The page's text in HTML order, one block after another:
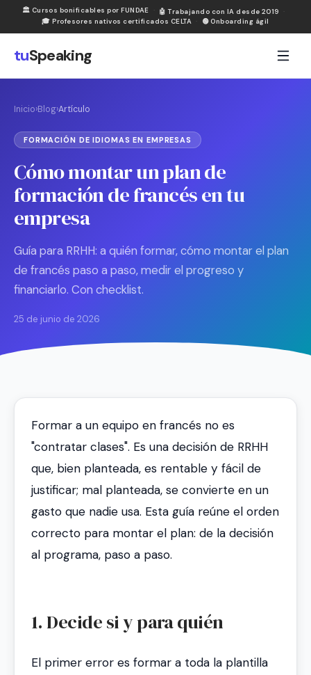
🏛 Cursos bonificables por FUNDAE 🤖 Trabajando con IA desde 2019
🎓 Profesores nativos certificados CELTA 🟢Onboarding ágil
tuSpeaking
Inicio›Blog›Artículo
FORMACIÓN DE IDIOMAS EN EMPRESAS
Cómo montar un plan de
formación de francés en tu
empresa
Guía para RRHH: a quién formar, cómo montar el plan
de francés paso a paso, medir el progreso y
financiarlo. Con checklist.
25 de junio de 2026
Formar a un equipo en francés no es
"contratar clases". Es una decisión de RRHH
que, bien planteada, es rentable y fácil de
justificar; mal planteada, se convierte en un
gasto que nadie usa. Esta guía reúne el orden
correcto para montar el plan: de la decisión
al programa, paso a paso.
1. Decide si y para quién
El primer error es formar a toda la plantilla